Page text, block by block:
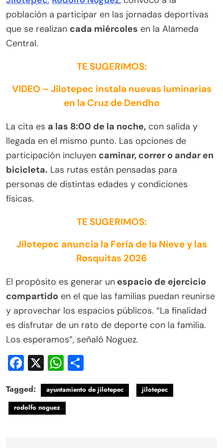
población a participar en las jornadas deportivas
que se realizan cada miércoles en la Alameda
Central.
TE SUGERIMOS:
VIDEO – Jilotepec instala nuevas luminarias
en la Cruz de Dendho
La cita es a las 8:00 de la noche, con salida y
llegada en el mismo punto. Las opciones de
participación incluyen caminar, correr o andar en
bicicleta. Las rutas están pensadas para
personas de distintas edades y condiciones
físicas.
TE SUGERIMOS:
Jilotepec anuncia la Feria de la Nieve y las
Rosquitas 2026
El propósito es generar un espacio de ejercicio
compartido en el que las familias puedan reunirse
y aprovechar los espacios públicos. “La finalidad
es disfrutar de un rato de deporte con la familia.
Los esperamos”, señaló Noguez.
Facebook
X WhatsApp
Tagged: ayuntamiento de jilotepec
jilotepec
rodolfo noguez